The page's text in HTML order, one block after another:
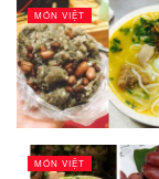
MÓN VIỆT
MÓN VIỆT